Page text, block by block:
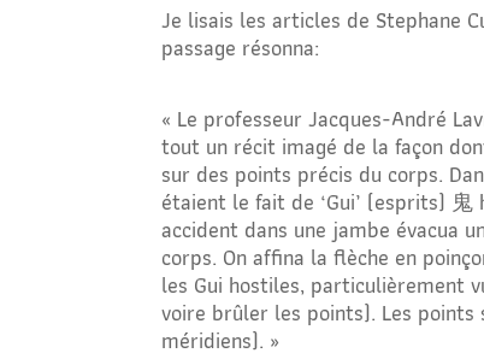
Je lisais les articles de Stephane
passage résonna:
« Le professeurJacques-André
tout un récit imagé de la façon
sur des points précis du corps.
étaient le fait de ‘Gui’ (esprits) 鬼
accident dans une jambe évacua
corps. On affina la flèche en
les Gui hostiles, particulièrement
voire brûler les points). Les
méridiens). »